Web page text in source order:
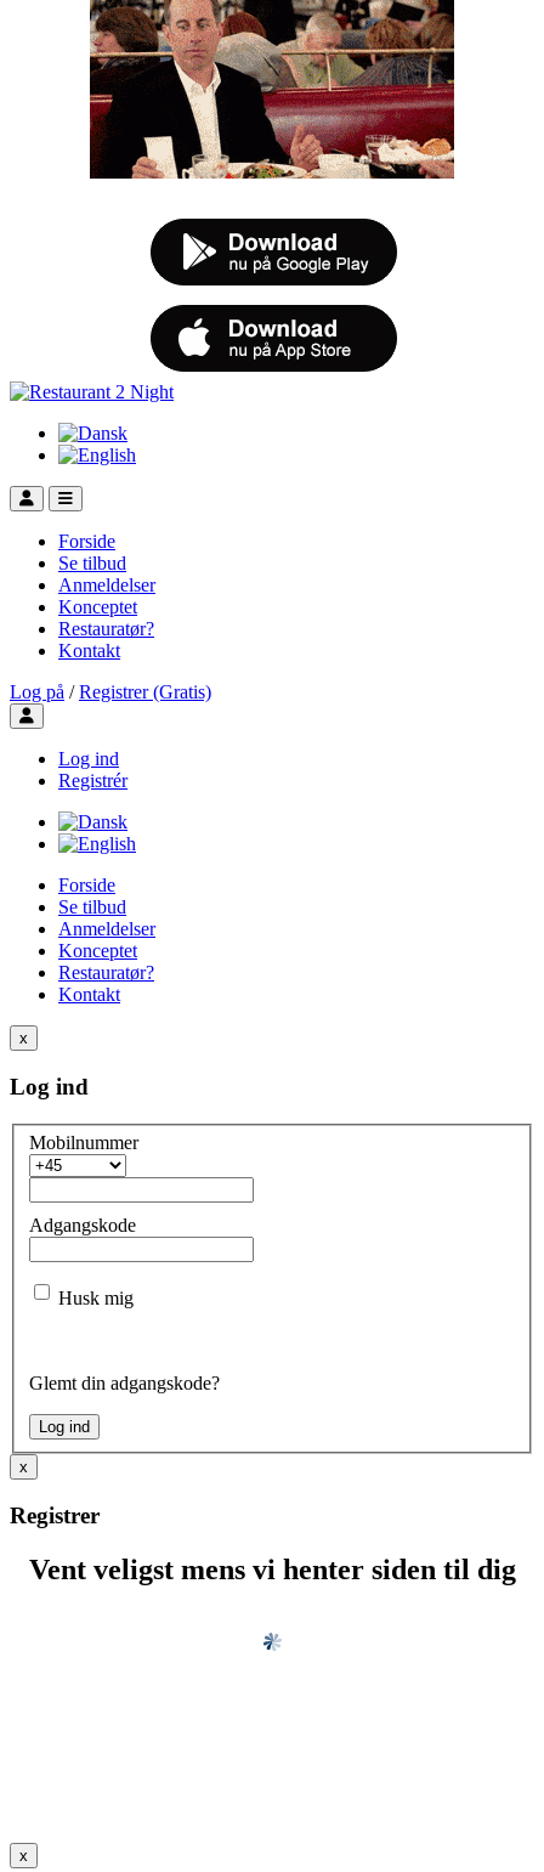
Forside
Se tilbud
Anmeldelser
Konceptet
Restauratør?
Kontakt
Log på / Registrer (Gratis)
Toggle user menu
Log ind
Registrér
Forside
Se tilbud
Anmeldelser
Konceptet
Restauratør?
Kontakt
x
Log ind
Mobilnummer
Adgangskode
Husk mig
Glemt din adgangskode?
x
Registrer
Vent veligst mens vi henter siden til dig
x